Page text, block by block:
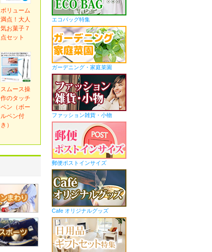
ボリューム
満点！大人
気お菓子７
点セット
スムース操
作のタッチ
ペン（ボー
ルペン付
き）
エコバッグ特集
ガーデニング・家庭菜園
ファッション雑貨・小物
郵便ポストインサイズ
Cafe オリジナルグッズ